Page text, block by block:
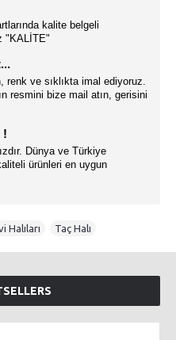
kalite belgeli
"KALİTE"
renk ve sıklıkta imal ediyoruz.
resmini bize mail atın, gerisini
!
Dünya ve Türkiye
ürünleri en uygun
Halıları Taç Halı